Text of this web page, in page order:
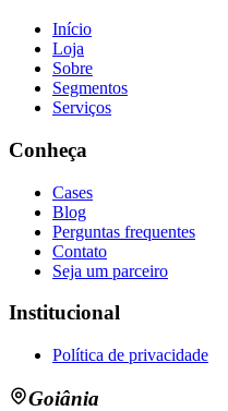
Início
Loja
Sobre
Segmentos
Serviços
Conheça
Cases
Blog
Perguntas frequentes
Contato
Seja um parceiro
Institucional
Política de privacidade
Goiânia